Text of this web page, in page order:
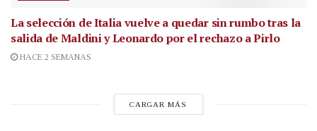
La selección de Italia vuelve a quedar sin rumbo tras la
salida de Maldini y Leonardo por el rechazo a Pirlo
HACE 2 SEMANAS
CARGAR MÁS